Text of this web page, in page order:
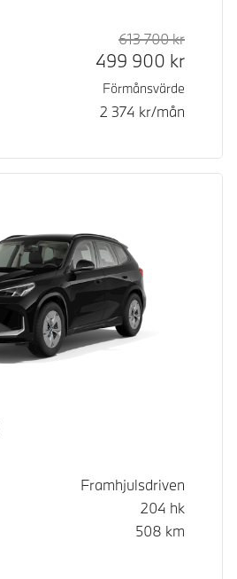
Rek.
613 700kr
499 900 kr
Förmånsvärde
2 374 kr/mån
Framhjulsdriven
204 hk
508 km